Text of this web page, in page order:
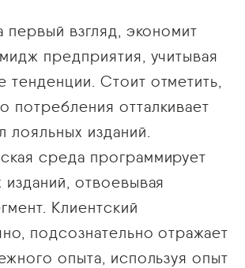
первый взгляд, экономит
предприятия, учитывая
тенденции. Стоит отметить,
потребления отталкивает
лояльных изданий.
среда программирует
изданий, отвоевывая
Клиентский
подсознательно отражает
опыта, используя опыт